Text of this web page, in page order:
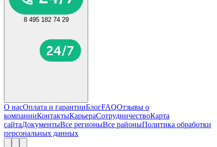
8 495 182 74 29
О насОплата и гарантииБлогFAQОтзывы о
компанииКонтактыКарьераСотрудничествоКарта
сайтаДокументыВсе регионыВсе районыПолитика обработки
персональных данных